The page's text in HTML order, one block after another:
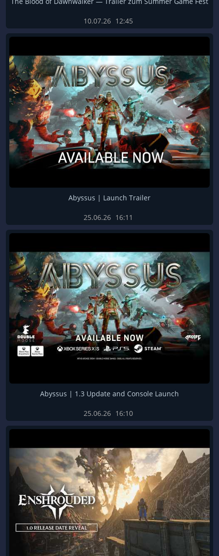
10.07.26 12:45
Abyssus | Launch Trailer
25.06.26 16:11
Abyssus | 1.3 Update and Console Launch
25.06.26 16:10